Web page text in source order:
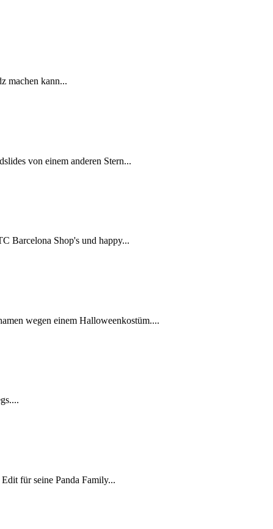
machen kann...
von einem anderen Stern...
Barcelona Shop's und happy...
wegen einem Halloweenkostüm....
für seine Panda Family...